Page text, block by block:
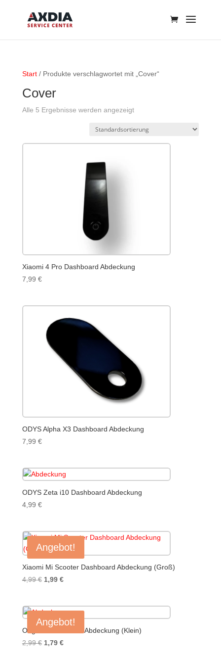
Start/ Produkte verschlagwortet mit „Cover“
Cover
Alle 5 Ergebnisse werden angezeigt
Xiaomi 4 Pro Dashboard Abdeckung
7,99 €
ODYS Alpha X3 Dashboard Abdeckung
7,99 €
ODYS Zeta i10 Dashboard Abdeckung
4,99 €
Angebot!
Xiaomi Mi Scooter Dashboard Abdeckung (Groß)
4,99€ Ursprünglicher
4,99 €
1,99 €Aktueller
1,99 €.
Angebot!
Original Dashboard Abdeckung (Klein)
2,99€ Ursprünglicher
1,79 €Aktueller